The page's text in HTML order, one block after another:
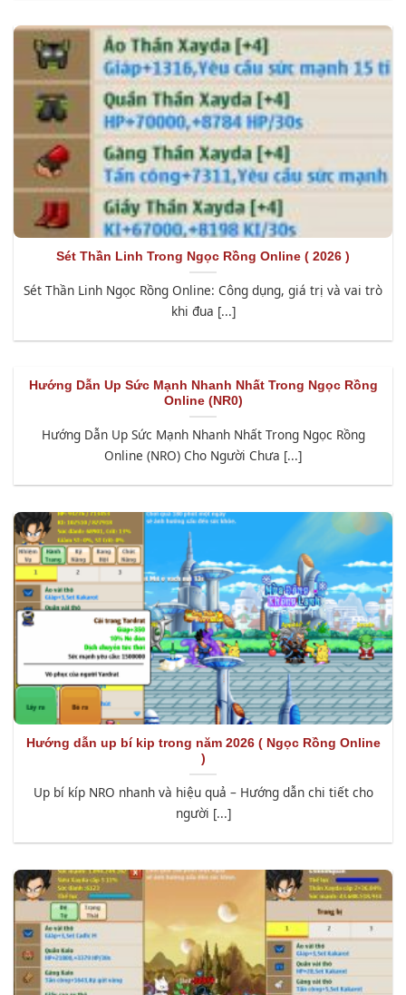
Sét Thần Linh Trong Ngọc Rồng Online ( 2026 )
Sét Thần Linh Ngọc Rồng Online: Công dụng, giá trị và vai trò
khi đua [...]
Hướng Dẫn Up Sức Mạnh Nhanh Nhất Trong Ngọc Rồng
Online (NR0)
Hướng Dẫn Up Sức Mạnh Nhanh Nhất Trong Ngọc Rồng
Online (NRO) Cho Người Chưa [...]
Hướng dẫn up bí kip trong năm 2026 ( Ngọc Rồng Online
)
Up bí kíp NRO nhanh và hiệu quả – Hướng dẫn chi tiết cho
người [...]